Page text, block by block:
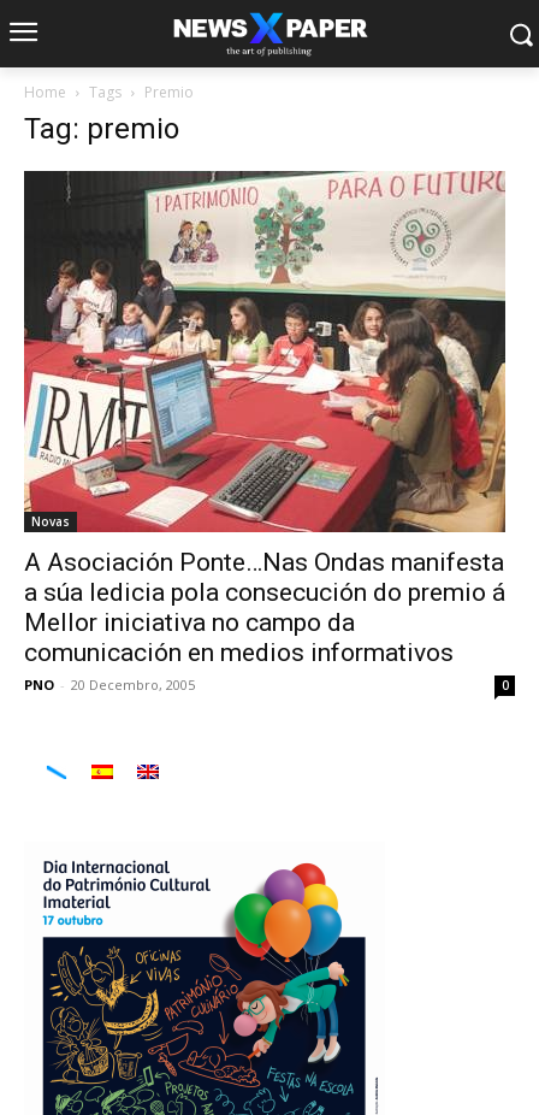
Home Tags Premio
Tag: premio
Novas
A Asociación Ponte…Nas Ondas manifesta
a súa ledicia pola consecución do premio á
Mellor iniciativa no campo da
comunicación en medios informativos
PNO - 20 Decembro, 2005 0